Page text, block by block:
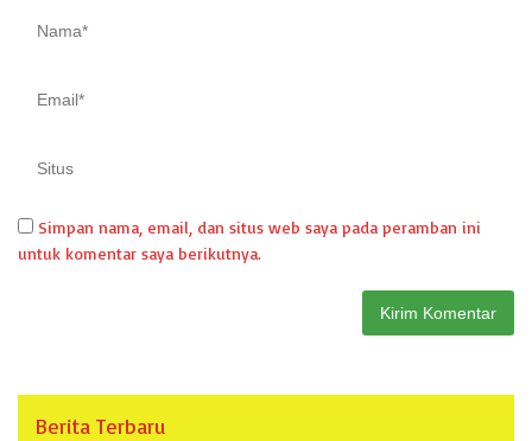
Simpan nama, email, dan situs web saya pada peramban ini
untuk komentar saya berikutnya.
Berita Terbaru